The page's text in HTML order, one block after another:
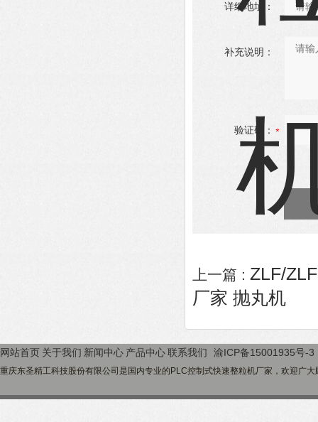
详细地址：
补充说明：
验证码：
上一篇 : ZLF/
厂家 抛丸机
网站首页 关于我们 新闻中心 产品中心联系我们 渝ICP备15001935号-3
重庆东圣精工科技股份有限公司是国内专业的PLC控制式快速整粒机厂家，欢迎广大